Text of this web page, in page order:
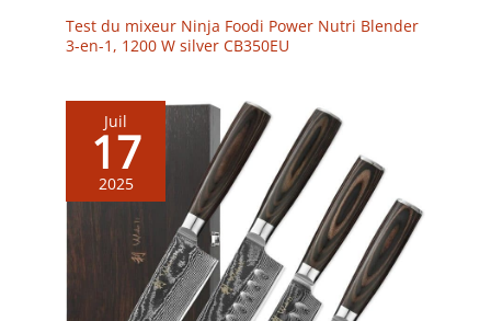
Test du mixeur Ninja Foodi Power Nutri Blender
3-en-1, 1200 W silver CB350EU
Juil
17
2025